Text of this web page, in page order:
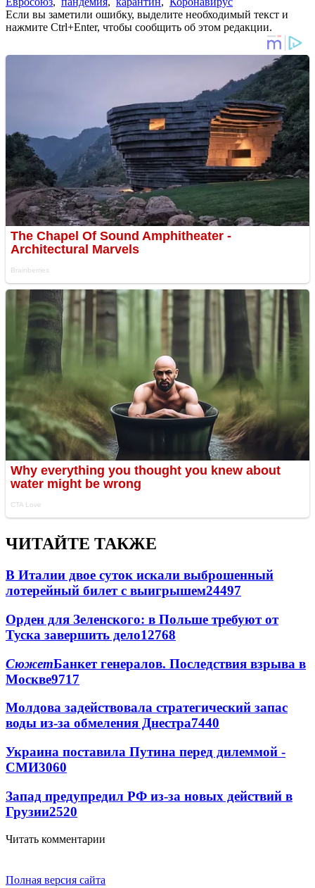
Если вы заметили ошибку, выделите необходимый текст и
нажмите Ctrl+Enter, чтобы сообщить об этом редакции.
ЧИТАЙТЕ ТАКЖЕ
В Италии двое суток искали выброшенный
лотерейный билет с выигрышем24497
Орден для Зеленского: в Польше требуют от
Туска завершить дело12768
СюжетБанкет генералов. Последствия взрыва в
Москве9717
Молдова задействовала стратегический запас
воды из-за обмеления Днестра7440
Украина поставила Путина перед дилеммой -
СМИ3060
Запад предупредил РФ из-за новых действий в
Грузии2520
Читать комментарии
Полная версия сайта